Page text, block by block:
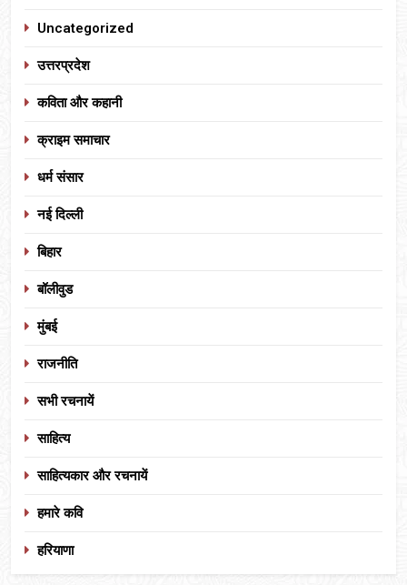
Uncategorized
उत्तरप्रदेश
कविता और कहानी
क्राइम समाचार
धर्म संसार
नई दिल्ली
बिहार
बॉलीवुड
मुंबई
राजनीति
सभी रचनायें
साहित्य
साहित्यकार और रचनायें
हमारे कवि
हरियाणा